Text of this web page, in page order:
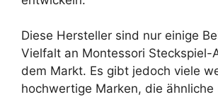
Diese Hersteller sind nur einige
Vielfalt an Montessori Steckspiel-
dem Markt. Es gibt jedoch viele
hochwertige Marken, die ähnliche